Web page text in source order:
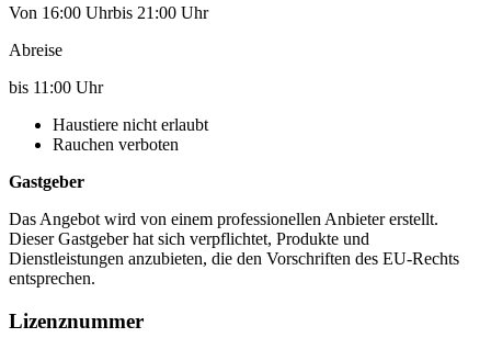
Von 16:00 Uhrbis 21:00 Uhr
Abreise
bis 11:00 Uhr
Haustiere nicht erlaubt
Rauchen verboten
Gastgeber
Das Angebot wird von einem professionellen Anbieter erstellt.
Dieser Gastgeber hat sich verpflichtet, Produkte und
Dienstleistungen anzubieten, die den Vorschriften des EU-Rechts
entsprechen.
Lizenznummer